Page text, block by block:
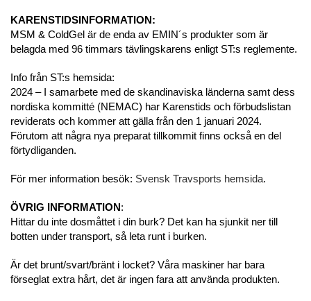
KARENSTIDSINFORMATION:
MSM & ColdGel är de enda av EMIN´s produkter som är
belagda med 96 timmars tävlingskarens enligt ST:s reglemente.
Info från ST:s hemsida:
2024 – I samarbete med de skandinaviska länderna samt dess
nordiska kommitté (NEMAC) har Karenstids och förbudslistan
reviderats och kommer att gälla från den 1 januari 2024.
Förutom att några nya preparat tillkommit finns också en del
förtydliganden.
För mer information besök: Svensk Travsports hemsida.
ÖVRIG INFORMATION:
Hittar du inte dosmåttet i din burk? Det kan ha sjunkit ner till
botten under transport, så leta runt i burken.
Är det brunt/svart/bränt i locket? Våra maskiner har bara
förseglat extra hårt, det är ingen fara att använda produkten.